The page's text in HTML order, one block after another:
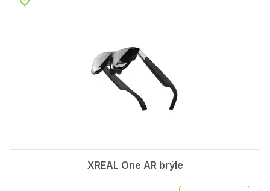
XREAL One AR brýle